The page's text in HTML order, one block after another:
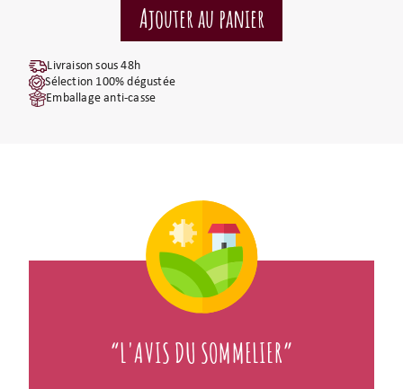
Livraison sous 48h
Sélection 100% dégustée
Emballage anti-casse
“L'AVIS DU SOMMELIER”